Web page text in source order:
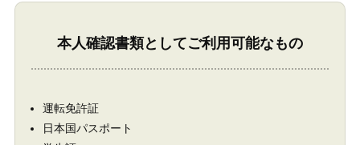
本人確認書類としてご利用可能なもの
運転免許証
日本国パスポート